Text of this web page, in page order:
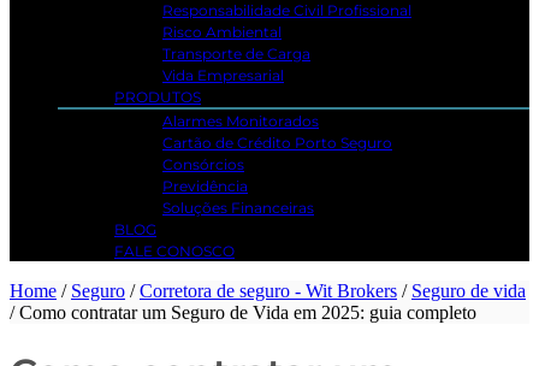
Responsabilidade Civil Profissional
Risco Ambiental
Transporte de Carga
Vida Empresarial
PRODUTOS
Alarmes Monitorados
Cartão de Crédito Porto Seguro
Consórcios
Previdência
Soluções Financeiras
BLOG
FALE CONOSCO
Home / Seguro / Corretora de seguro - Wit Brokers / Seguro de vida
/Como contratar um Seguro de Vida em 2025: guia completo